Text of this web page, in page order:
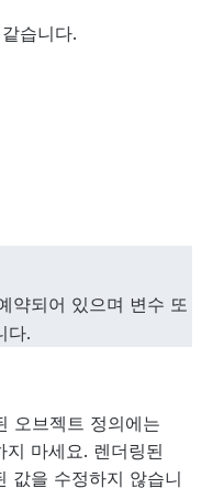
습니다.
약되어 있으며 변수 또
다.
오브젝트 정의에는
마세요. 렌더링된
값을 수정하지 않습니